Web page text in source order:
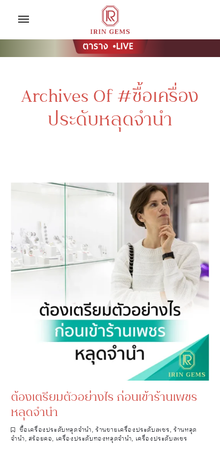
Archives Of #ซื้อเครื่อง
ประดับหลุดจำนำ
ต้องเตรียมตัวอย่างไร ก่อนเข้าร้านเพชร
หลุดจำนำ
ซื้อเครื่องประดับหลุดจำนำ,ร้านขายเครื่องประดับเพชร,ร้านหลุด
จำนำ, สร้อยคอ, เครื่องประดับทองหลุดจำนำ, เครื่องประดับเพชร